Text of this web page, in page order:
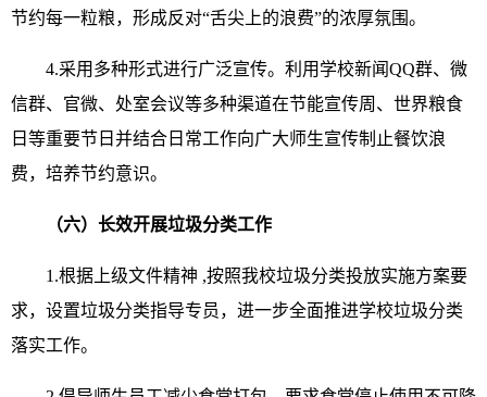
节约每一粒粮，形成反对“舌尖上的浪费”的浓厚氛围。
4.采用多种形式进行广泛宣传。利用学校新闻QQ群、微
信群、官微、处室会议等多种渠道在节能宣传周、世界粮食
日等重要节日并结合日常工作向广大师生宣传制止餐饮浪
费，培养节约意识。
（六）长效开展垃圾分类工作
1.根据上级文件精神 ,按照我校垃圾分类投放实施方案要
求，设置垃圾分类指导专员，进一步全面推进学校垃圾分类
落实工作。